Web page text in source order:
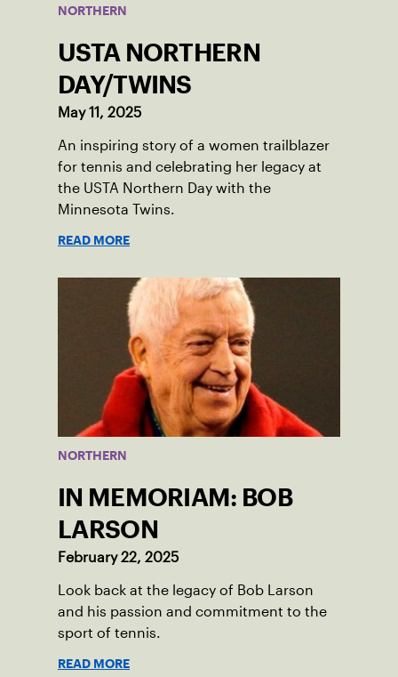
NORTHERN
USTA NORTHERN
DAY/TWINS
May 11, 2025
An inspiring story of a women trailblazer
for tennis and celebrating her legacy at
the USTA Northern Day with the
Minnesota Twins.
READ MORE
NORTHERN
IN MEMORIAM: BOB
LARSON
February 22, 2025
Look back at the legacy of Bob Larson
and his passion and commitment to the
sport of tennis.
READ MORE